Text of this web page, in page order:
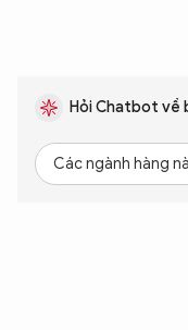
Hỏi Chatbot về
Các ngành hàng